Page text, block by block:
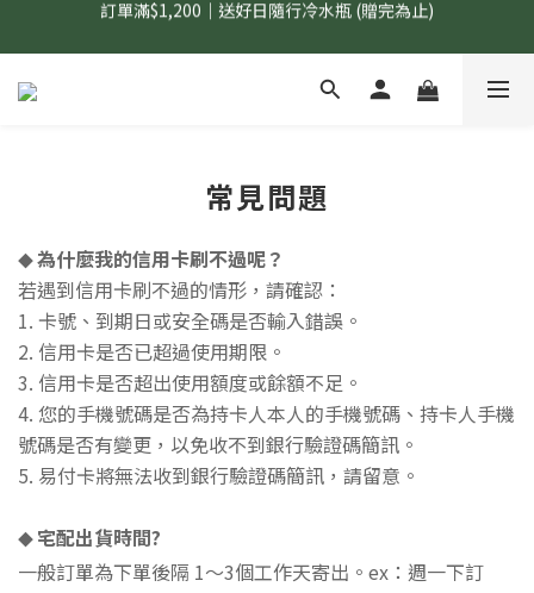
國內$899免運｜加LINE好友領70元優惠券
常見問題
◆為什麼我的信用卡刷不過呢？
若遇到信用卡刷不過的情形，請確認：
1. 卡號、到期日或安全碼是否輸入錯誤。
2. 信用卡是否已超過使用期限。
3. 信用卡是否超出使用額度或餘額不足。
4. 您的手機號碼是否為持卡人本人的手機號碼、持卡人手機
號碼是否有變更，以免收不到銀行驗證碼簡訊。
5. 易付卡將無法收到銀行驗證碼簡訊，請留意。
◆ 宅配出貨時間?
一般訂單為下單後隔 1～3個工作天寄出。 ex ：週一下訂